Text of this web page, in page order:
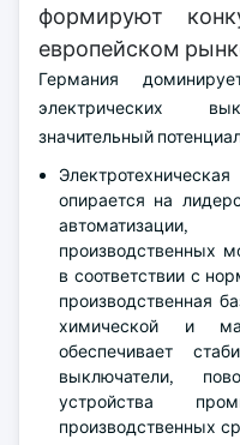
формируют
европейском
Германия
электрических
значительный
опирается на
производственных
в соответствии с
производственная
химической и
обеспечивает
выключатели,
устройства
производственных